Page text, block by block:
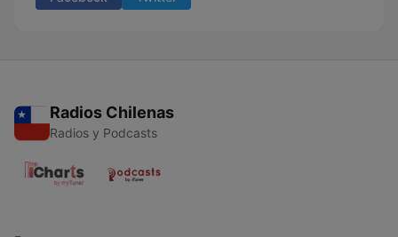
Radios Chilenas
Radios y Podcasts